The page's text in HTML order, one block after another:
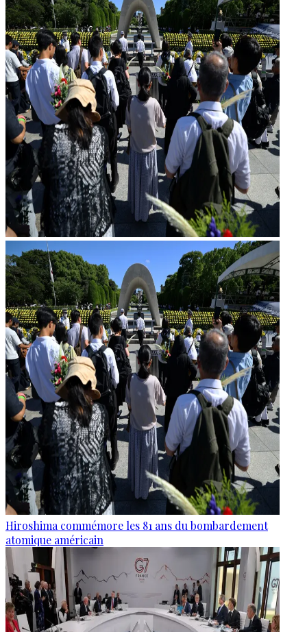
Hiroshima commémore les 81 ans du bombardement
atomique américain